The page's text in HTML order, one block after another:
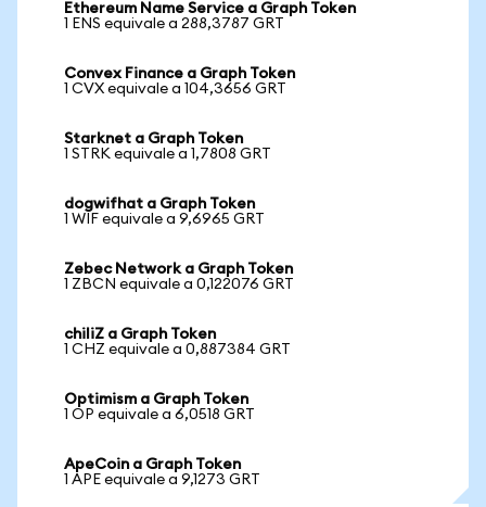
Ethereum Name Service a Graph Token
1 ENS equivale a 288,3787 GRT
Convex Finance a Graph Token
1 CVX equivale a 104,3656 GRT
Starknet a Graph Token
1 STRK equivale a 1,7808 GRT
dogwifhat a Graph Token
1 WIF equivale a 9,6965 GRT
Zebec Network a Graph Token
1 ZBCN equivale a 0,122076 GRT
chiliZ a Graph Token
1 CHZ equivale a 0,887384 GRT
Optimism a Graph Token
1 OP equivale a 6,0518 GRT
ApeCoin a Graph Token
1 APE equivale a 9,1273 GRT